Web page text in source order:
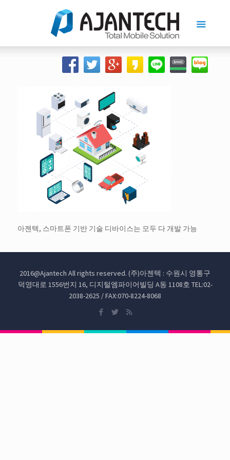
아젠텍, 스마트폰 기반 기술 디바이스는 모두 다 개발 가능
2016@Ajantech All rights reserved. (주)아젠텍 : 수원시 영통구
덕영대로 1556번지 16, 디지털엠파이어빌딩 A동 1108호 TEL:02-
2038-2625 / FAX:070-8224-8068